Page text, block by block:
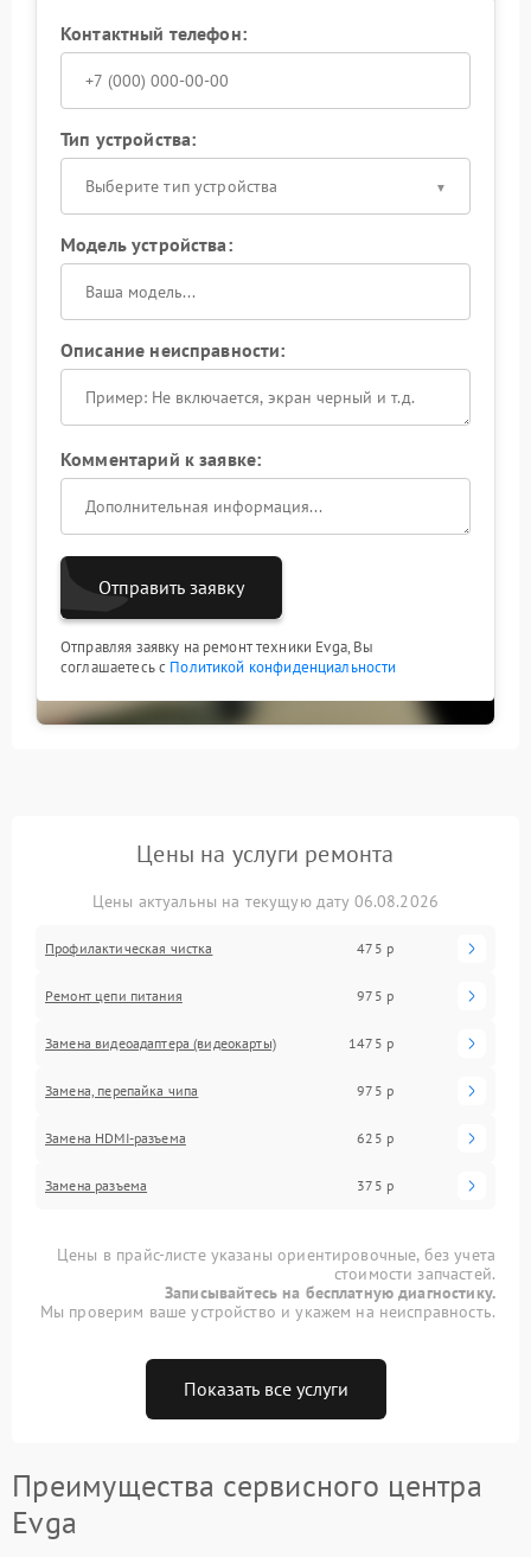
Контактный телефон:
Тип устройства:
Выберите тип устройства
Модель устройства:
Описание неисправности:
Комментарий к заявке:
Отправить заявку
Отправляя заявку на ремонт техники Evga, Вы
соглашаетесь с Политикой конфиденциальности
Цены на услуги ремонта
Цены актуальны на текущую дату 06.08.2026
Профилактическая чистка 475 р
Ремонт цепи питания 975 р
Замена видеоадаптера (видеокарты) 1475 р
Замена, перепайка чипа 975 р
Замена HDMI-разъема 625 р
Замена разъема 375 р
Цены в прайс-листе указаны ориентировочные, без учета
стоимости запчастей.
Записывайтесь на бесплатную диагностику.
Мы проверим ваше устройство и укажем на неисправность.
Показать все услуги
Преимущества сервисного центра
Evga